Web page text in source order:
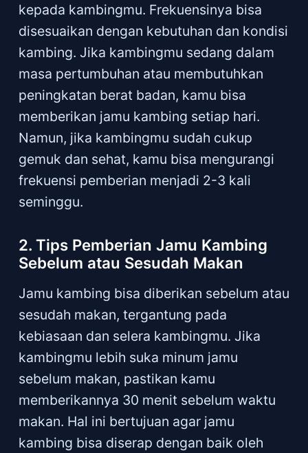
kepada kambingmu. Frekuensinya bisa
disesuaikan dengan kebutuhan dan kondisi
kambing. Jika kambingmu sedang dalam
masa pertumbuhan atau membutuhkan
peningkatan berat badan, kamu bisa
memberikan jamu kambing setiap hari.
Namun, jika kambingmu sudah cukup
gemuk dan sehat, kamu bisa mengurangi
frekuensi pemberian menjadi 2-3 kali
seminggu.
2. Tips Pemberian Jamu Kambing
Sebelum atau Sesudah Makan
Jamu kambing bisa diberikan sebelum atau
sesudah makan, tergantung pada
kebiasaan dan selera kambingmu. Jika
kambingmu lebih suka minum jamu
sebelum makan, pastikan kamu
memberikannya 30 menit sebelum waktu
makan. Hal ini bertujuan agar jamu
kambing bisa diserap dengan baik oleh